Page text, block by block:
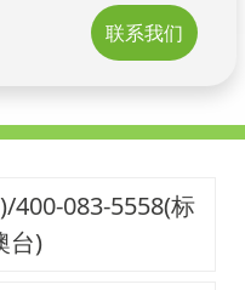
联系我们
400-083-5558(标
台)